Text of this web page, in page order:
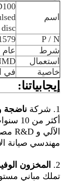
اسم
disc
P / N
شرط
عام
استعمال
خاصية
في
إيجابياتنا:
1. شركة ناضجة
أكثر
الآلي و R&D مصنع الخاصة ،
مهندسي صيانة
2. المخزون
تملك مباني